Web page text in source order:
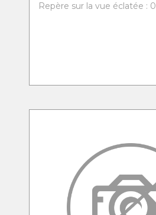
Repère sur la vue éclatée : 0